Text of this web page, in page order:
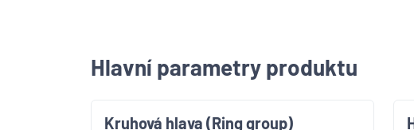
Hlavní parametry produktu
Kruhová hlava (Ring group)